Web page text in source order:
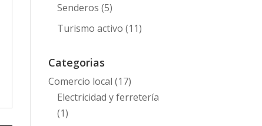
Senderos (5)
Turismo activo (11)
Categorias
Comercio local (17)
Electricidad y ferretería
(1)